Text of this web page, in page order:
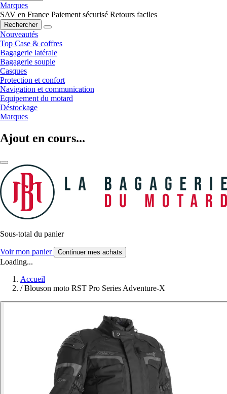
Marques
SAV en France Paiement sécurisé Retours faciles
Rechercher
Nouveautés
Top Case & coffres
Bagagerie latérale
Bagagerie souple
Casques
Protection et confort
Navigation et communication
Equipement du motard
Déstockage
Marques
Ajout en cours...
Sous-total du panier
Voir mon panier Continuer mes achats
Loading...
Accueil
/ Blouson moto RST Pro Series Adventure-X